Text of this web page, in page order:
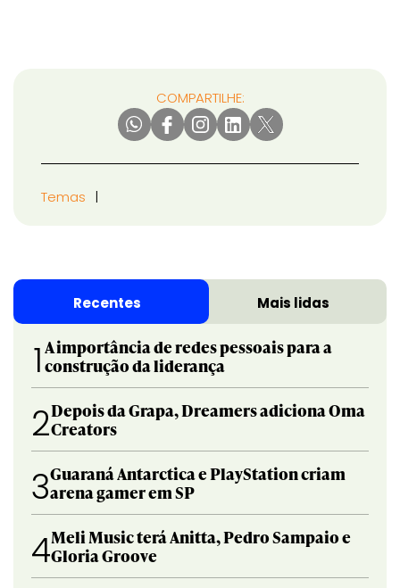
COMPARTILHE:
Temas
Recentes Mais lidas
1 A importância de redes pessoais para a
construção da liderança
2Depois da Grapa, Dreamers adiciona Oma
Creators
3Guaraná Antarctica e PlayStation criam
arena gamer em SP
4Meli Music terá Anitta, Pedro Sampaio e
Gloria Groove